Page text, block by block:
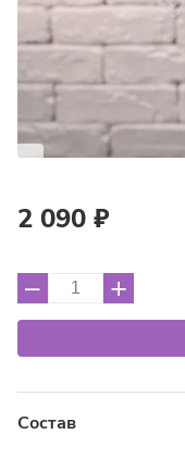
2 090 ₽
– +
Состав